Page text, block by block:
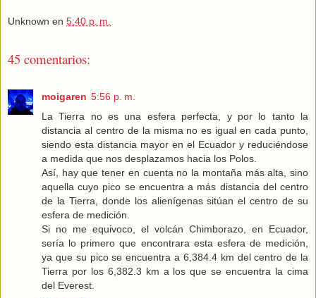
Unknown en 5:40 p. m.
45 comentarios:
moigaren 5:56 p. m.
La Tierra no es una esfera perfecta, y por lo tanto la
distancia al centro de la misma no es igual en cada punto,
siendo esta distancia mayor en el Ecuador y reduciéndose
a medida que nos desplazamos hacia los Polos.
Así, hay que tener en cuenta no la montaña más alta, sino
aquella cuyo pico se encuentra a más distancia del centro
de la Tierra, donde los alienígenas sitúan el centro de su
esfera de medición.
Si no me equivoco, el volcán Chimborazo, en Ecuador,
sería lo primero que encontrara esta esfera de medición,
ya que su pico se encuentra a 6,384.4 km del centro de la
Tierra por los 6,382.3 km a los que se encuentra la cima
del Everest.